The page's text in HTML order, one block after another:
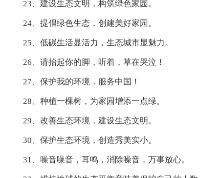
23、建设生态文明，构筑绿色家园。
24、提倡绿色生态，创建美好家园。
25、低碳生活显活力，生态城市显魅力。
26、请抬起你的脚，听着，草在哭泣！
27、保护我的环境，服务中国！
28、种植一棵树，为家园增添一点绿。
29、改善生态环境，建设生态文明。
30、保护生态环境，创造秀美实小。
31、噪音噪音，耳鸣，消除噪音，万事放心。